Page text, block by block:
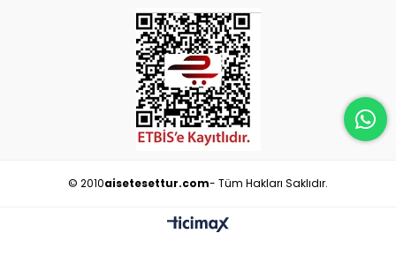
© 2010aisetesettur.com- Tüm Hakları Saklıdır.